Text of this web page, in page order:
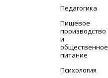
Педагогика
Пищевое
производство
и
общественное
питание
Психология